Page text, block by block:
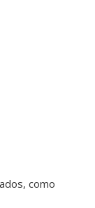
como